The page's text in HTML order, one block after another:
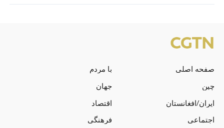
صفحه اصلی
با مردم
چین
جهان
ایران/افغانستان
اقتصاد
اجتماعی
فرهنگی